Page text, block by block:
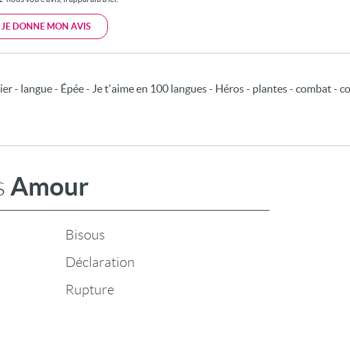
JE DONNE MON AVIS
- langue - Épée - Je t'aime en 100 langues - Héros - plantes - combat -
Amour
Bisous
Déclaration
Rupture